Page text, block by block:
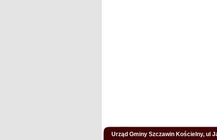
Urząd Gminy Szczawin Kościelny, ul